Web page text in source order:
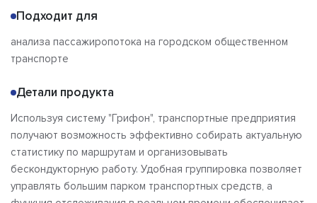
Подходит для
анализа пассажиропотока на городском общественном
транспорте
Детали продукта
Используя систему "Грифон", транспортные предприятия
получают возможность эффективно собирать актуальную
статистику по маршрутам и организовывать
бескондукторную работу. Удобная группировка позволяет
управлять большим парком транспортных средств, а